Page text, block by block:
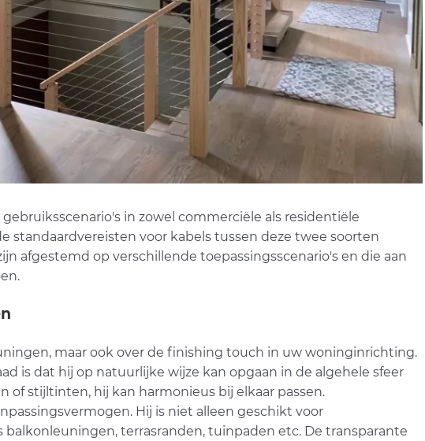
in zowel commerciële als residentiële
standaardvereisten voor kabels tussen deze twee soorten
afgestemd op verschillende toepassingsscenario's en die aan
maar ook over de finishing touch in uw woninginrichting.
is dat hij op natuurlijke wijze kan opgaan in de algehele sfeer
of stijltinten, hij kan harmonieus bij elkaar passen.
Hij is niet alleen geschikt voor
balkonleuningen, terrasranden, tuinpaden etc. De transparante